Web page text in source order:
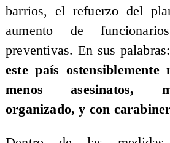
barrios, el refuerzo del
aumento de
preventivas. En sus palabras:
este país ostensiblemente
menos asesinatos,
organizado, y con